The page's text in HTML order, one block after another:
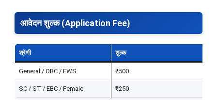
आवेदन शुल्क (Application Fee)
श्रेणी शुल्क
General / OBC / EWS ₹500
SC / ST / EBC / Female ₹250